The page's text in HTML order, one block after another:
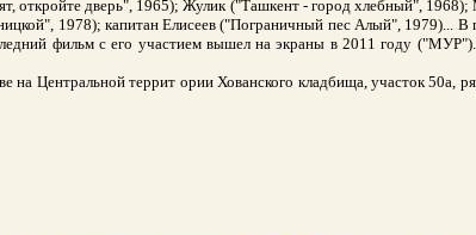
откройте дверь", 1965); Жулик ("Ташкент - город хлебный",
1978); капитан Елисеев ("Пограничный пес Алый", 1979)... В
фильм с его участием вышел на экраны в 2011 году
Центральной террит ории Хованского кладбища, участок 50а,